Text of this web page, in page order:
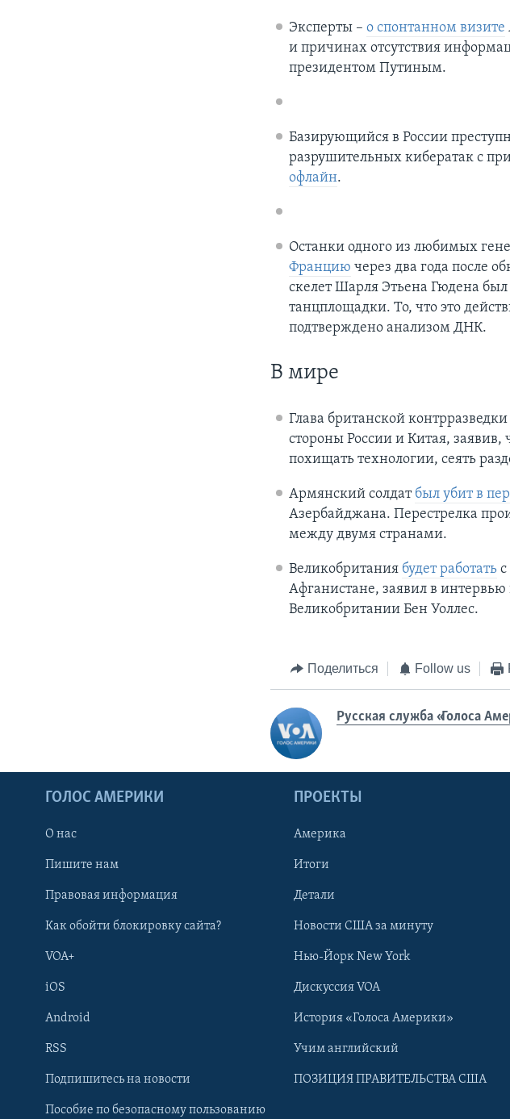
Learning English
Эксперты – о спонтанном визите
и причинах отсутствия
президентом Путиным.
Базирующийся в России
разрушительных кибератак с
офлайн.
Останки одного из любимых
Францию через два года после
скелет Шарля Этьена Гюдена
танцплощадки. То, что это
подтверждено анализом ДНК.
В мире
Глава британской контрразведки
стороны России и Китая,
похищать технологии, сеять
Армянский солдат был убит в
Азербайджана. Перестрелка
между двумя странами.
Великобритания будет работатьс
Афганистане, заявил в
Великобритании Бен Уоллес.
Поделиться Follow us
Русская служба «Голоса
ГОЛОС АМЕРИКИ
О нас
Пишите нам
Правовая информация
Как обойти блокировку сайта?
VOA+
iOS
Android
RSS
Подпишитесь на новости
Пособие по безопасному пользованию
ПРОЕКТЫ
Америка
Итоги
Детали
Новости США за минуту
Нью-Йорк New York
Дискуссия VOA
История «Голоса Америки»
Учим английский
ПОЗИЦИЯ ПРАВИТЕЛЬСТВА США